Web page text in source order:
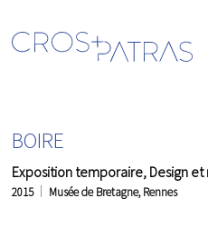
BOIRE
Exposition temporaire, Design
2015 Musée de Bretagne, Rennes